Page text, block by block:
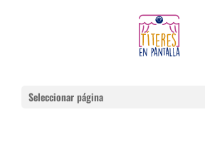
Seleccionar página